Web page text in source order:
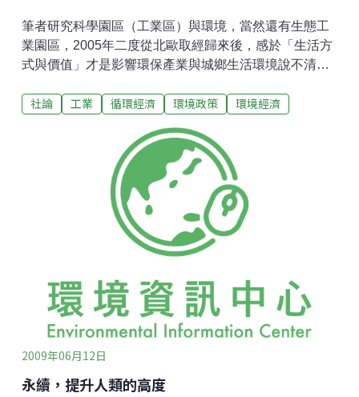
筆者研究科學園區（工業區）與環境，當然還有生態工
業園區，2005年二度從北歐取經歸來後，感於「生活方
式與價值」才是影響環保產業與城鄉生活環境說不清楚
社會價值在主流媒體推推波助瀾下，話題火紅。不知大
題？或許藉著苗栗縣後龍科技園區的話題，聊聊有關工
業區開發管理與環境、社會互動的經驗。這些事情，經
濟部工業局或縣市政府資深官員不便透露意見，民間顧
問公司沒空也沒興趣寫，學者不一定熟悉，熟悉者也可
能必須寫期刊學術論文而不管實際細節，最後呢，導致
這個與我們生活權益相關的工業區隱性議題，常常被窄
化為只有贊成與反對開發的兩種討論聲音…。到底工業
題CECA（Comprehensive Economic Cooperation
Agreement）為例，大財團或工廠老闆關
社論 工業 循環經濟 環境政策 環境經濟
2009年06月12日
永續，提升人類的高度